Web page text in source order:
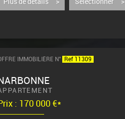
380...
Plus de détails > Sélectionner >
IMMOBILIÈRE N° Ref 11309
: 170 000 €*